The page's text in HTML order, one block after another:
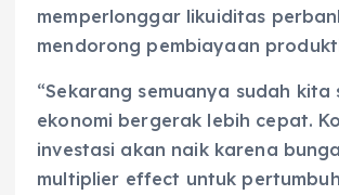
memperlonggar likuiditas
mendorong pembiayaan
“Sekarang semuanya sudah kita
ekonomi bergerak lebih cepat.
investasi akan naik karena
multiplier effect untuk